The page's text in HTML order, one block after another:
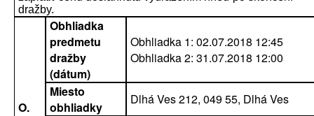
dražby.
O.
Obhliadka
predmetu
dražby
(dátum)
Obhliadka 1: 02.07.2018 12:45
Obhliadka 2: 31.07.2018 12:00
Miesto
obhliadky
Dlhá Ves 212, 049 55, Dlhá Ves